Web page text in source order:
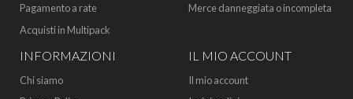
Pagamento a rate
Acquisti in Multipack
Merce danneggiata o incompleta
INFORMAZIONI
Chi siamo
IL MIO ACCOUNT
Il mio account